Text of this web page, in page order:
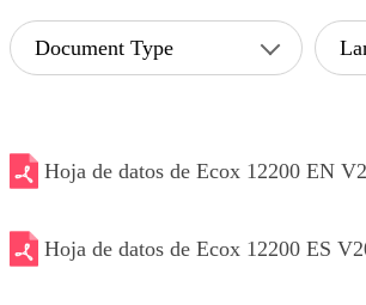
Document Type
Hoja de datos de Ecox 12200 EN
Hoja de datos de Ecox 12200 ES